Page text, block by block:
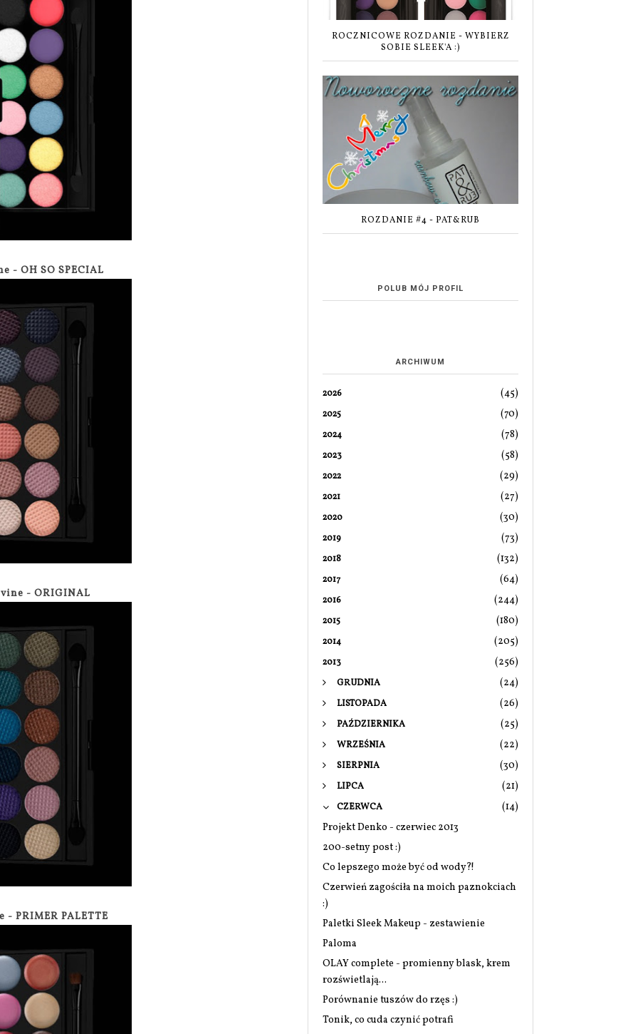
- OH SO SPECIAL
- ORIGINAL
- PRIMER PALETTE
ROCZNICOWE ROZDANIE - WYBIERZ
SOBIE SLEEK'A :)
ROZDANIE #4 - PAT&RUB
POLUB MÓJ PROFIL
ARCHIWUM
2026 (45)
2025 (70)
2024 (78)
2023 (58)
2022 (29)
2021 (27)
2020 (30)
2019 (73)
2018 (132)
2017 (64)
2016 (244)
2015 (180)
2014 (205)
2013 (256)
GRUDNIA (24)
LISTOPADA (26)
PAŹDZIERNIKA (25)
WRZEŚNIA (22)
SIERPNIA (30)
LIPCA (21)
CZERWCA
(14)
Projekt Denko - czerwiec 2013
200-setny post :)
Co lepszego może być od wody?!
Czerwień zagościła na moich paznokciach
:)
Paletki Sleek Makeup - zestawienie
Paloma
OLAY complete - promienny blask, krem
rozświetlają...
Porównanie tuszów do rzęs :)
Tonik, co cuda czynić potrafi